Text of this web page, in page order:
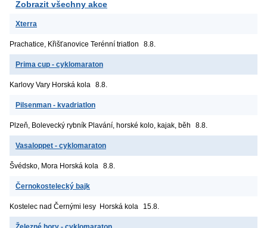
Zobrazit všechny akce
Xterra
Prachatice, Křišťanovice Terénní triatlon 8.8.
Prima cup - cyklomaraton
Karlovy Vary Horská kola 8.8.
Pilsenman - kvadriatlon
Plzeň, Bolevecký rybník Plavání, horské kolo, kajak, běh 8.8.
Vasaloppet - cyklomaraton
Švédsko, Mora Horská kola 8.8.
Černokostelecký bajk
Kostelec nad Černými lesy Horská kola 15.8.